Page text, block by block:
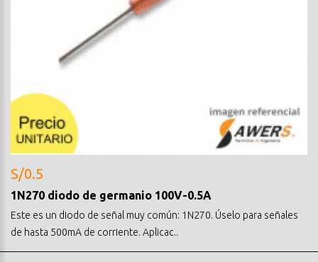
S/0.5
1N270 diodo de germanio 100V-0.5A
Este es un diodo de señal muy común: 1N270. Úselo para señales
de hasta 500mA de corriente. Aplicac..